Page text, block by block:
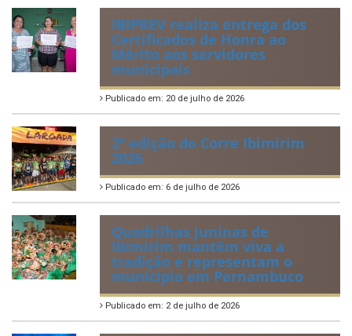
IBIPREV realiza entrega dos
Certificados de Honra ao
Mérito aos servidores
municipais
Publicado em: 20 de julho de 2026
2ª edição do Corre Ibimirim
2026
Publicado em: 6 de julho de 2026
Quadrilhas Juninas de
Ibimirim mantêm viva a
tradição e representam o
munícipio em Pernambuco
Publicado em: 2 de julho de 2026